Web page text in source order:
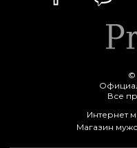
©
Все
Интернет
Магазин